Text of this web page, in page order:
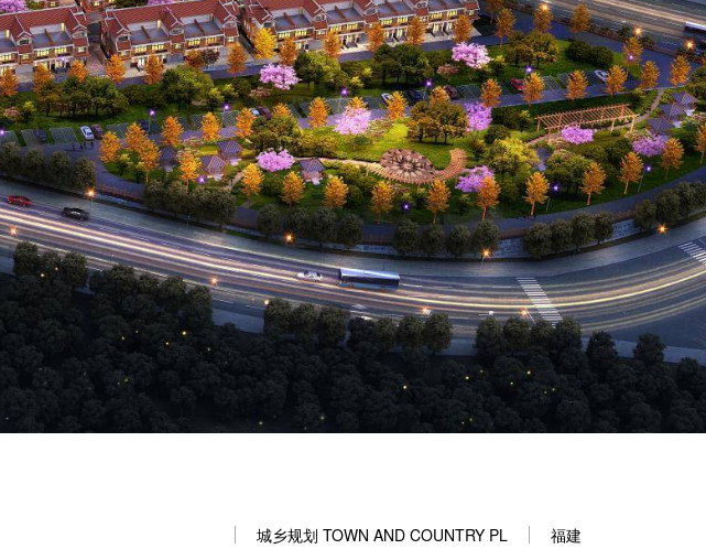
城乡规划 TOWN AND COUNTRY PL 福建